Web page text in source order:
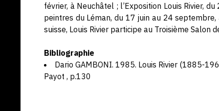
février, à Neuchâtel ; l’Exposition Louis Rivier,
peintres du Léman, du 17 juin au 24
suisse, Louis Rivier participe au Troisième Salon
Bibliographie
Dario GAMBONI. 1985. Louis Rivier (1885-
Payot , p.130